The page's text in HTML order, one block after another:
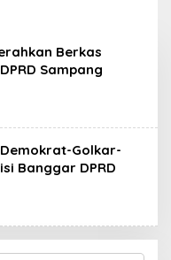
Sampang
Berkas
Sampang
Golkar-
Banggar DPRD